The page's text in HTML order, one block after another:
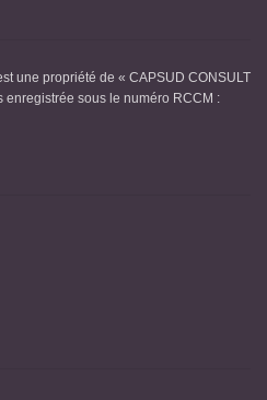
une propriété de « CAPSUD CONSULT
sous le numéro RCCM :